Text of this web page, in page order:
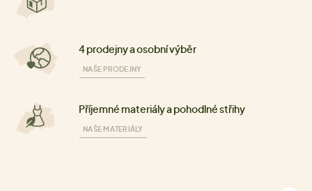
4 prodejny a osobní výběr
NAŠE PRODEJNY
Příjemné materiály a pohodlné střihy
NAŠE MATERIÁLY